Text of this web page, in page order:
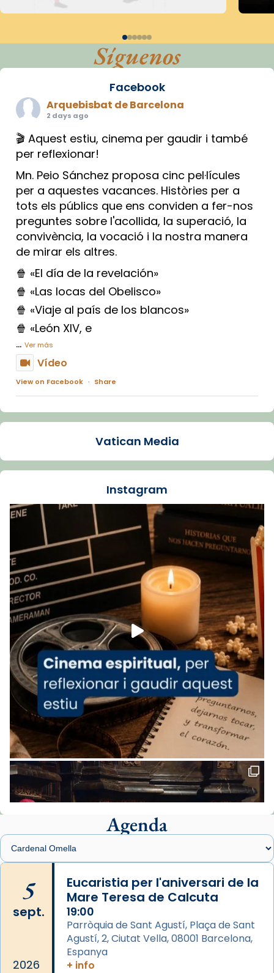
Síguenos
Facebook
Arquebisbat de Barcelona
2 days ago
🎬 Aquest estiu, cinema per gaudir i també
per reflexionar!
Mn. Peio Sánchez proposa cinc pel·lícules
per a aquestes vacances. Històries per a
tots els públics que ens conviden a fer-nos
preguntes sobre l'acollida, la superació, la
convivència, la vocació i la nostra manera
de mirar els altres.
🍿 «El día de la revelación»
🍿 «Las locas del Obelisco»
🍿 «Viaje al país de los blancos»
🍿 «León XIV, e
... Ver más
Vídeo
View on Facebook · Share
Arquebisbat de Barcelona
La Carmina va patir depressió. Fa gairebé
dos mesos, a l'Estadi Lluís Companys, la
Recupera l'entrevista comp
Vatican
tican News 👇
www.vaticannews.va/es/iglesia/news/2026-
07/carmina-historia-depresion-papa-viaje-
espana-testimoni...
Foto
View on Facebook · Share
Arquebisbat de Barcelona
1 week ago
«Avui les santes Juliana i Semproniana ens
ajuden a alçar la mirada»
Mons. Sergi Gordo, bisbe de Tortosa, ha
presidit aquest 27 de juliol la missa de Les
Santes de Mataró.
🔗tinyurl.com/cvu5jmbk
📸 J. Merino
de Barcelona.
2 weeks ago
Aquest dilluns, 27 de juliol, ha tingut lloc la
missa d’acció de gràcies en agraïment al
comitè organitzador de la visita apostòlica
del Sant Pare Lleó XIV a Barcelona, i als
Vatican Media
Instagram
Agenda
5
sept.
2026
Eucaristia per l'aniversari de la
Mare Teresa de Calcuta
19:00
Parròquia de Sant Agustí, Plaça de Sant
Agustí, 2, Ciutat Vella, 08001 Barcelona,
Espanya
+ info